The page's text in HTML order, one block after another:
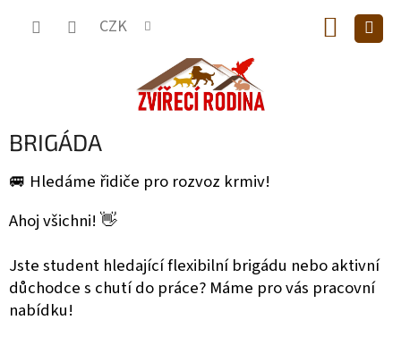
CZK
KOŠÍK
BRIGÁDA
🚐 Hledáme řidiče pro rozvoz krmiv!
Ahoj všichni! 👋
Jste student hledající flexibilní brigádu nebo aktivní
důchodce s chutí do práce? Máme pro vás pracovní
nabídku!